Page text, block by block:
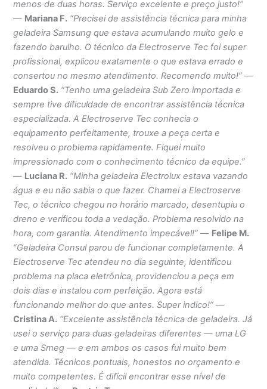
menos de duas horas. Serviço excelente e preço justo!”
— Mariana F. “Precisei de assistência técnica para minha
geladeira Samsung que estava acumulando muito gelo e
fazendo barulho. O técnico da Electroserve Tec foi super
profissional, explicou exatamente o que estava errado e
consertou no mesmo atendimento. Recomendo muito!” —
Eduardo S. “Tenho uma geladeira Sub Zero importada e
sempre tive dificuldade de encontrar assistência técnica
especializada. A Electroserve Tec conhecia o
equipamento perfeitamente, trouxe a peça certa e
resolveu o problema rapidamente. Fiquei muito
impressionado com o conhecimento técnico da equipe.”
— Luciana R. “Minha geladeira Electrolux estava vazando
água e eu não sabia o que fazer. Chamei a Electroserve
Tec, o técnico chegou no horário marcado, desentupiu o
dreno e verificou toda a vedação. Problema resolvido na
hora, com garantia. Atendimento impecável!” — Felipe M.
“Geladeira Consul parou de funcionar completamente. A
Electroserve Tec atendeu no dia seguinte, identificou
problema na placa eletrônica, providenciou a peça em
dois dias e instalou com perfeição. Agora está
funcionando melhor do que antes. Super indico!” —
Cristina A. “Excelente assistência técnica de geladeira. Já
usei o serviço para duas geladeiras diferentes — uma LG
e uma Smeg — e em ambos os casos fui muito bem
atendida. Técnicos pontuais, honestos no orçamento e
muito competentes. É difícil encontrar esse nível de